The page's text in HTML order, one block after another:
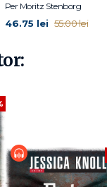
Per Moritz Stenborg
46.75 lei 55.00 lei